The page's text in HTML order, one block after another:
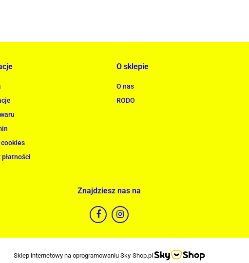
O sklepie
O nas
RODO
Znajdziesz nas na
Sklep internetowy na oprogramowaniu Sky-Shop.pl